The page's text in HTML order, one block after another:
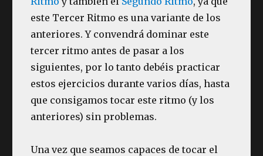
este Tercer Ritmo es una variante de los
anteriores. Y convendrá dominar este
tercer ritmo antes de pasar a los
siguientes, por lo tanto debéis practicar
estos ejercicios durante varios días, hasta
que consigamos tocar este ritmo (y los
anteriores) sin problemas.
Una vez que seamos capaces de tocar el